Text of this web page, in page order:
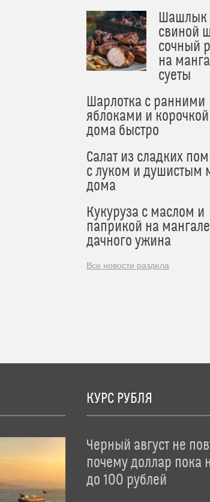
Шашлык
свиной
сочный
на
суеты
Шарлотка с ранними
яблоками и
дома быстро
Салат из сладких
с луком и душистым
дома
Кукуруза с маслом и
паприкой на
дачного ужина
Все новости раздела
КУРС РУБЛЯ
Черный август не
почему доллар пока
до 100 рублей